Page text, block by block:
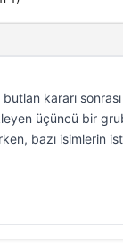
kararı
üçüncü bir
bazı isimlerin